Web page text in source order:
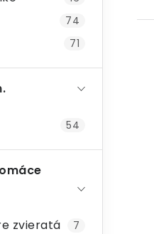
74
71
54
zvieratá 7